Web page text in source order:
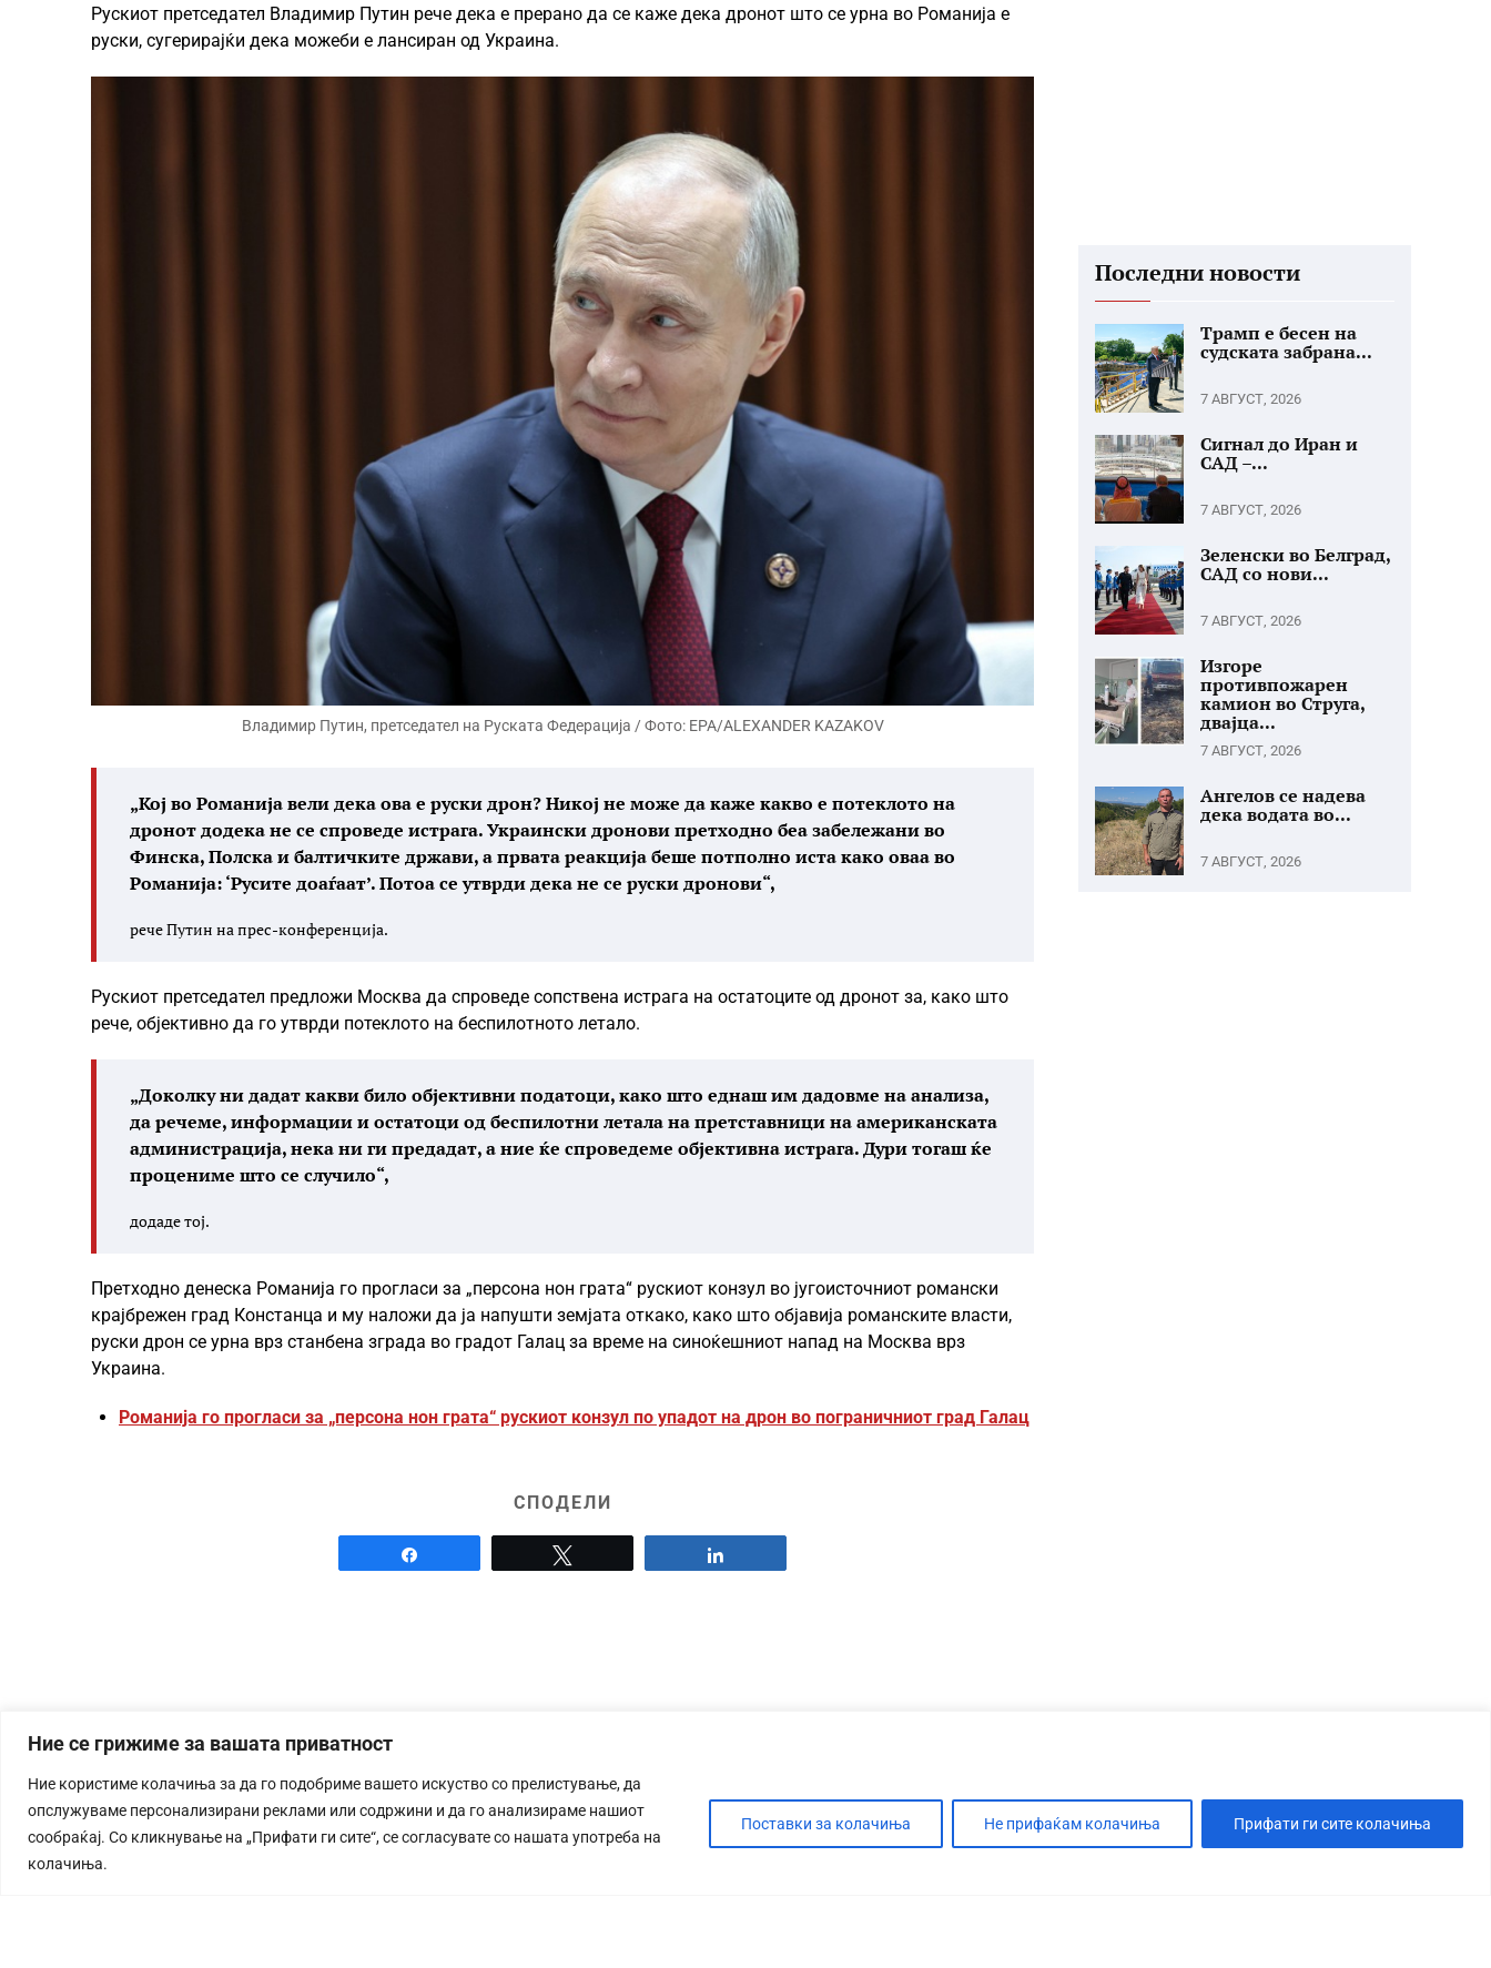
Ние се грижиме за вашата приватност
Ние користиме колачиња за да го подобриме вашето искуство со прелистување, да
опслужуваме персонализирани реклами или содржини и да го анализираме нашиот
сообраќај. Со кликнување на „Прифати ги сите“, се согласувате со нашата употреба на
колачиња.
Поставки за колачиња Не прифаќам колачиња Прифати ги сите колачиња
Рускиот претседател Владимир Путин рече дека е прерано да се каже дека дронот што се урна во Романија е
руски, сугерирајќи дека можеби е лансиран од Украина.
Владимир Путин, претседател на Руската Федерација / Фото: EPA/ALEXANDER KAZAKOV
„Кој во Романија вели дека ова е руски дрон? Никој не може да каже какво е потеклото на
дронот додека не се спроведе истрага. Украински дронови претходно беа забележани во
Финска, Полска и балтичките држави, а првата реакција беше потполно иста како оваа во
Романија: ‘Русите доаѓаат’. Потоа се утврди дека не се руски дронови“,
рече Путин на прес-конференција.
Рускиот претседател предложи Москва да спроведе сопствена истрага на остатоците од дронот за, како што
рече, објективно да го утврди потеклото на беспилотното летало.
„Доколку ни дадат какви било објективни податоци, како што еднаш им дадовме на анализа,
да речеме, информации и остатоци од беспилотни летала на претставници на американската
администрација, нека ни ги предадат, а ние ќе спроведеме објективна истрага. Дури тогаш ќе
процениме што се случило“,
додаде тој.
Претходно денеска Романија го прогласи за „персона нон грата“ рускиот конзул во југоисточниот романски
крајбрежен град Констанца и му наложи да ја напушти земјата откако, како што објавија романските власти,
руски дрон се урна врз станбена зграда во градот Галац за време на синоќешниот напад на Москва врз
Украина.
Романија го прогласи за „персона нон грата“ рускиот конзул по упадот на дрон во пограничниот град Галац
СПОДЕЛИ
Последни новости
Трамп е бесен на
судската забрана...
7 АВГУСТ, 2026
Сигнал до Иран и
САД –...
7 АВГУСТ, 2026
Зеленски во Белград,
САД со нови...
7 АВГУСТ, 2026
Изгоре
противпожарен
камион во Струга,
двајца...
7 АВГУСТ, 2026
Ангелов се надева
дека водата во...
7 АВГУСТ, 2026